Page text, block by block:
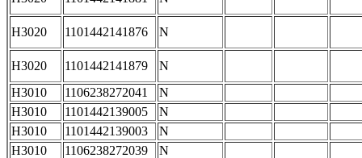
H3020 1101442141876 N
H3020 1101442141879
N
H3010
1106238272041
N
H3010
1101442139005
N
H3010
1101442139003
N
H3010
1106238272039
N